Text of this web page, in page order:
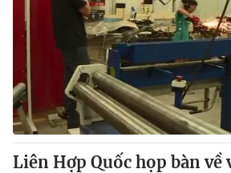
Theo dõi báo trên
Cơ quan chủ quản:Đài Truyền hình Việt
Cơ quan báo chí:Thời báo VTV
Giấy phép hoạt động báo in và báo điện
cấp ngày 29/12/2023
Tổng Biên tập:Vũ Thanh Thủy
Liên Hợp Quốc họp bàn về